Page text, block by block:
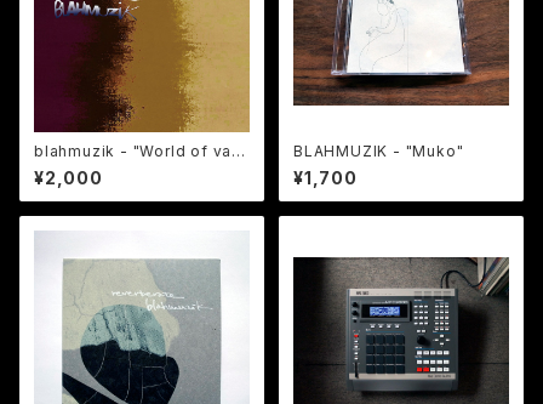
blahmuzik - "World of vari
ous colors"
¥2,000
BLAHMUZIK - "Muko"
¥1,700